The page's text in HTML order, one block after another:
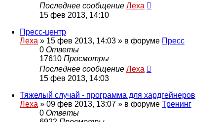
Последнее сообщение Леха
15 фев 2013, 14:10
Пресс-центр
Леха » 15 фев 2013, 14:03 » в форуме Пресс
0 Ответы
17610 Просмотры
Последнее сообщение Леха
15 фев 2013, 14:03
Тяжелый случай - программа для хардгейнеров
Леха » 09 фев 2013, 13:07 » в форуме Тренинг
0 Ответы